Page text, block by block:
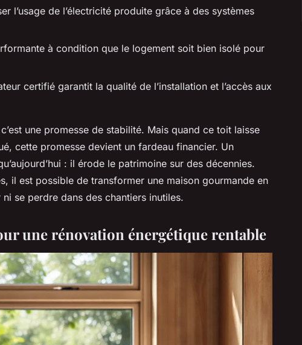
l’usage de l’électricité produite grâce à des systèmes
à condition que le logement soit bien isolé pour
certifié garantit la qualité de l’installation et l’accès aux
une promesse de stabilité. Mais quand ce toit laisse
cette promesse devient un fardeau financier. Un
: il érode le patrimoine sur des décennies.
il est possible de transformer une maison gourmande en
se perdre dans des chantiers inutiles.
une rénovation énergétique rentable